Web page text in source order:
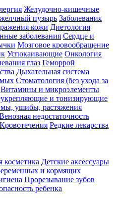
Желудочно-кишечные
пузырь Заболевания
кожи Диетология
заболевания Сердце и
Мозговое кровообращение
Успокаивающие Онкология
глаз Геморрой
Дыхательная система
Стоматология (без ухода за
Витамины и микроэлементы
и тонизирующие
ушибы, растяжения
недостаточность
Кровотечения Редкие лекарства
косметика Детские аксессуары
и кормящих
Прорезывание зубов
ребенка